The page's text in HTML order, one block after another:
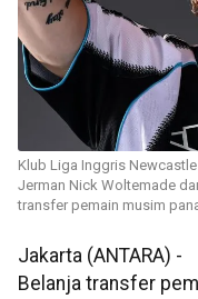
Klub Liga Inggris
Jerman Nick Woltemade
transfer pemain musim
Jakarta (ANTARA) -
Belanja transfer